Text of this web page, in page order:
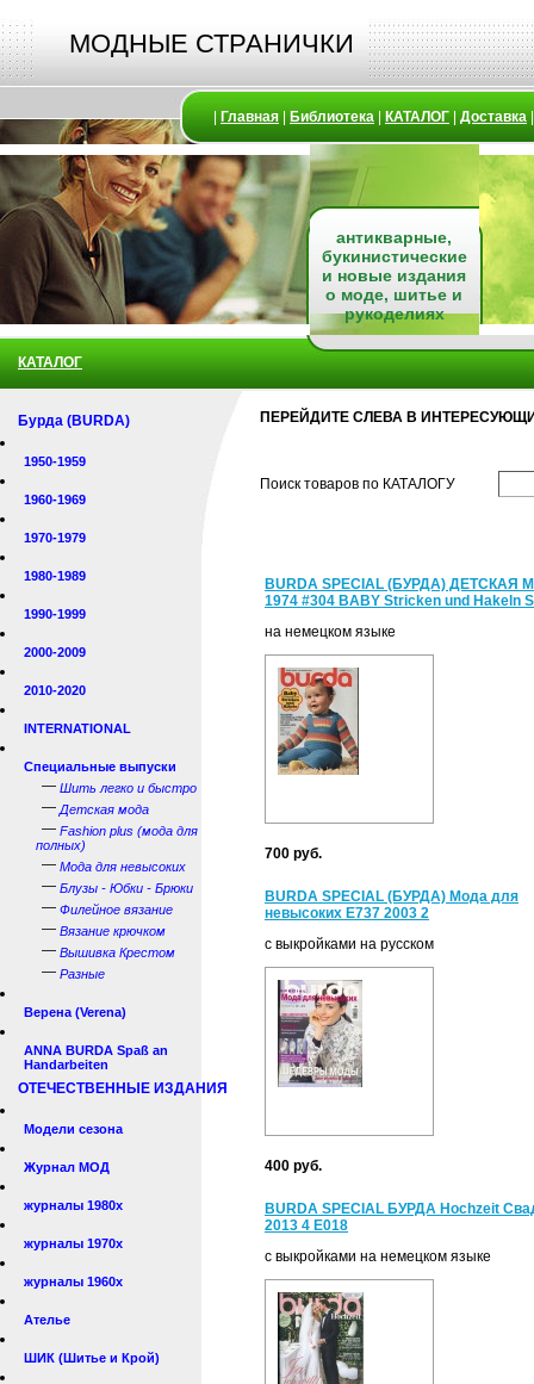
МОДНЫЕ СТРАНИЧКИ
Главная Библиотека КАТАЛОГ Доставка
антикварные,
букинистические
и новые издания
о моде, шитье и
рукоделиях
КАТАЛОГ
Бурда (BURDA)
1950-1959
1960-1969
1970-1979
1980-1989
1990-1999
2000-2009
2010-2020
INTERNATIONAL
Специальные выпуски
— Шить легко и быстро
— Детская мода
— Fashion plus (мода для
полных)
— Мода для невысоких
— Блузы - Юбки - Брюки
— Филейное вязание
— Вязание крючком
— Вышивка Крестом
— Разные
Верена (Verena)
ANNA BURDA Spaß an
Handarbeiten
ОТЕЧЕСТВЕННЫЕ ИЗДАНИЯ
Модели сезона
Журнал МОД
журналы 1980х
журналы 1970х
журналы 1960х
Ателье
ШИК (Шитье и Крой)
ПЕРЕЙДИТЕ СЛЕВА В
Поиск товаров по КАТАЛОГУ
BURDA SPECIAL (БУРДА) ДЕТСКАЯ
1974 #304 BABY Stricken und Hakeln
на немецком языке
700 руб.
BURDA SPECIAL (БУРДА) Мода для
невысоких Е737 2003 2
с выкройками на русском
400 руб.
BURDA SPECIAL БУРДА Hochzeit
2013 4 Е018
с выкройками на немецком языке